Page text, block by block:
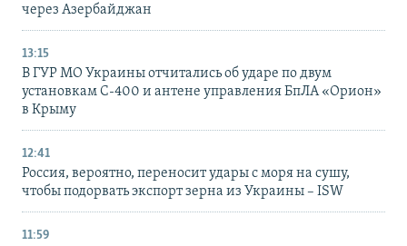
через Азербайджан
13:15
В ГУР МО Украины отчитались об ударе по двум
установкам С-400 и антене управления БпЛА «Орион»
в Крыму
12:41
Россия, вероятно, переносит удары с моря на сушу,
чтобы подорвать экспорт зерна из Украины – ISW
11:59